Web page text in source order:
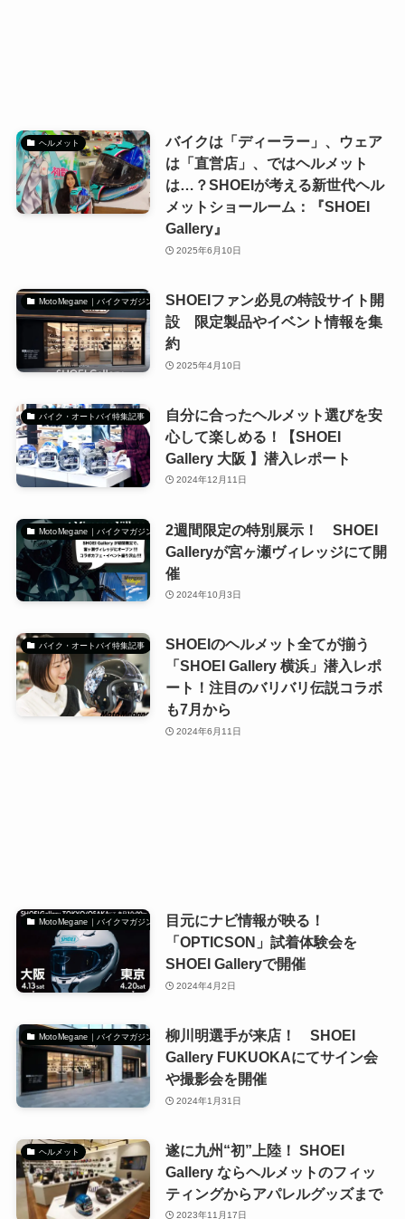
ヘルメット
バイクは「ディーラー」、ウェア
は「直営店」、ではヘルメット
は…？SHOEIが考える新世代ヘル
メットショールーム：『SHOEI
Gallery』
2025年6月10日
MotoMegane｜バイクマガジン
SHOEIファン必見の特設サイト開
設 限定製品やイベント情報を集
約
2025年4月10日
バイク・オートバイ特集記事
自分に合ったヘルメット選びを安
心して楽しめる！【SHOEI
Gallery 大阪 】潜入レポート
2024年12月11日
MotoMegane｜バイクマガジン
2週間限定の特別展示！ SHOEI
Galleryが宮ヶ瀬ヴィレッジにて開
催
2024年10月3日
バイク・オートバイ特集記事
SHOEIのヘルメット全てが揃う
「SHOEI Gallery 横浜」潜入レポ
ート！注目のバリバリ伝説コラボ
も7月から
2024年6月11日
MotoMegane｜バイクマガジン
目元にナビ情報が映る！
「OPTICSON」試着体験会を
SHOEI Galleryで開催
2024年4月2日
MotoMegane｜バイクマガジン
柳川明選手が来店！ SHOEI
Gallery FUKUOKAにてサイン会
や撮影会を開催
2024年1月31日
ヘルメット
遂に九州“初”上陸！ SHOEI
Gallery ならヘルメットのフィッ
ティングからアパレルグッズまで
2023年11月17日